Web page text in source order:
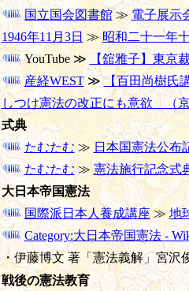
国立国会図書館≫ 電子展示
1946年11月3日 ≫ 昭和二十一年
YouTube ≫
【舘雅子】東京
産経WEST≫【百田尚樹氏
しつけ憲法の改正にも意欲 （
式典
たむたむ ≫ 日本国憲法公布
たむたむ≫憲法施行記念式
大日本帝国憲法
国際派日本人養成講座 ≫ 地
Category:大日本帝国憲法 -
・伊藤博文 著「憲法義解」宮沢
戦後の憲法教育